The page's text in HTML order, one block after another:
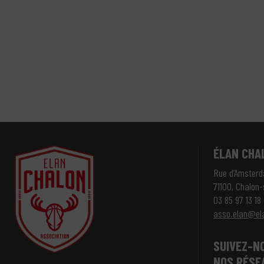
ÉLAN
Rue
71100,
03 85 97 13 18
SUIVEZ-